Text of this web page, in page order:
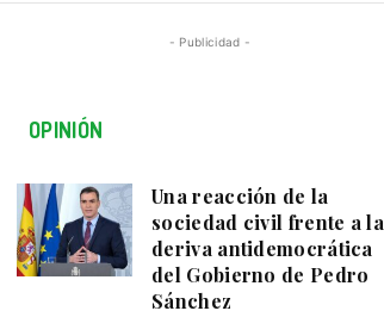
- Publicidad -
OPINIÓN
Una reacción de la
sociedad civil frente a la
deriva antidemocrática
del Gobierno de Pedro
Sánchez